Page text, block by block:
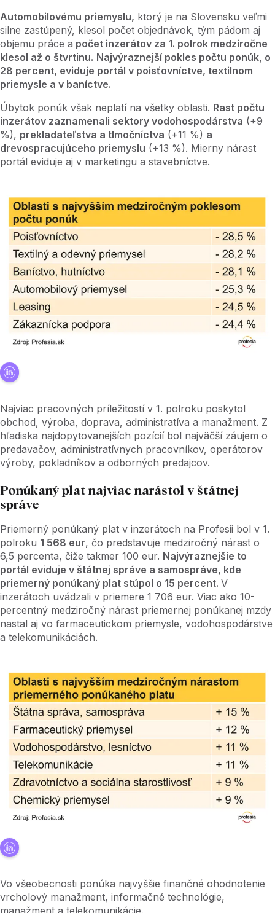
Automobilovému priemyslu, ktorý je na Slovensku veľmi
silne zastúpený, klesol počet objednávok, tým pádom aj
objemu práce a počet inzerátov za 1. polrok medziročne
klesol až o štvrtinu. Najvýraznejší pokles počtu ponúk, o
28 percent, eviduje portál v poisťovníctve, textilnom
priemysle a v baníctve.
Úbytok ponúk však neplatí na všetky oblasti. Rast počtu
inzerátov zaznamenali sektory vodohospodárstva (+9
%), prekladateľstva a tlmočníctva (+11 %) a
drevospracujúceho priemyslu (+13 %). Mierny nárast
portál eviduje aj v marketingu a stavebníctve.
Najviac pracovných príležitostí v 1. polroku poskytol
obchod, výroba, doprava, administratíva a manažment. Z
hľadiska najdopytovanejších pozícií bol najväčší záujem o
predavačov, administratívnych pracovníkov, operátorov
výroby, pokladníkov a odborných predajcov.
Ponúkaný plat najviac narástol v štátnej
správe
Priemerný ponúkaný plat v inzerátoch na Profesii bol v 1.
polroku 1 568 eur, čo predstavuje medziročný nárast o
6,5 percenta, čiže takmer 100 eur. Najvýraznejšie to
portál eviduje v štátnej správe a samospráve, kde
priemerný ponúkaný plat stúpol o 15 percent. V
inzerátoch uvádzali v priemere 1 706 eur. Viac ako 10-
percentný medziročný nárast priemernej ponúkanej mzdy
nastal aj vo farmaceutickom priemysle, vodohospodárstve
a telekomunikáciách.
Vo všeobecnosti ponúka najvyššie finančné ohodnotenie
vrcholový manažment, informačné technológie,